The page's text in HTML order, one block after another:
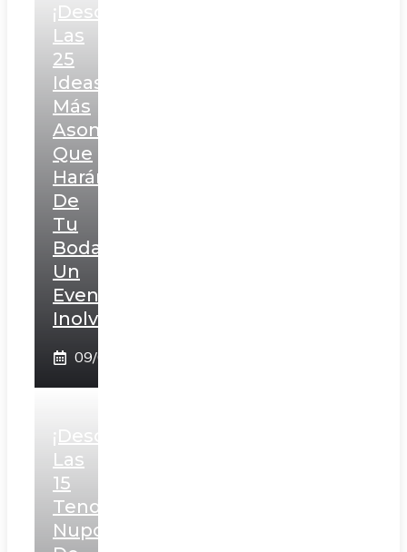
¡Descubre
Las
25
Ideas
Más
Asombrosas
Que
Harán
De
Tu
Boda
Un
Evento
Inolvidable!
09/02/2025
¡Descubre
Las
15
Tendencias
Nupciales